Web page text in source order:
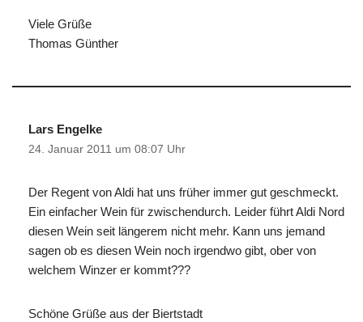
Viele Grüße
Thomas Günther
Lars Engelke
24. Januar 2011 um 08:07 Uhr
Der Regent von Aldi hat uns früher immer gut geschmeckt.
Ein einfacher Wein für zwischendurch. Leider führt Aldi Nord
diesen Wein seit längerem nicht mehr. Kann uns jemand
sagen ob es diesen Wein noch irgendwo gibt, ober von
welchem Winzer er kommt???
Schöne Grüße aus der Biertstadt